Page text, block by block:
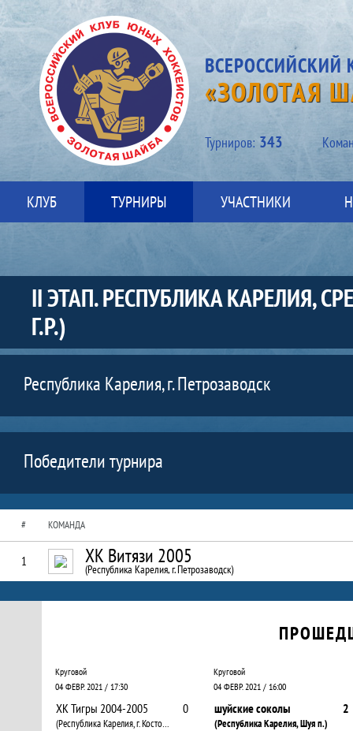
«ЗОЛОТАЯ
Турниров: 343
КЛУБ ТУРНИРЫ УЧАСТНИКИ
II ЭТАП. РЕСПУБЛИКА КАРЕЛИЯ,
Г.Р.)
Республика Карелия, г. Петрозаводск
Победители турнира
# КОМАНДА
1 ХК Витязи 2005
(Республика Карелия, г. Петрозаводск)
Календарь прошедших и будущих матчей
Круговой
04 ФЕВР. 2021 / 17:30
ХК Тигры 2004-2005
(Республика Карелия, г. Костомукша)
0
Круговой
04 ФЕВР. 2021 / 16:00
шуйские соколы
(Республика Карелия, Шуя п.)
2